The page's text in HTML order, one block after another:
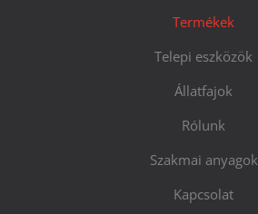
Termékek
Telepi eszközök
Állatfajok
Rólunk
Szakmai anyagok
Kapcsolat